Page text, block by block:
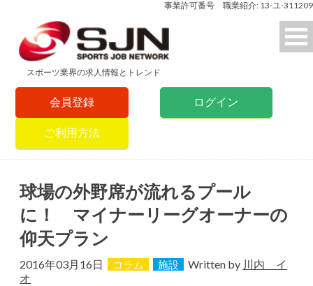
事業許可番号 職業紹介: 13-ユ-311209
スポーツ業界の求人情報とトレンド
会員登録 ログイン
ご利用方法
球場の外野席が流れるプール
に！ マイナーリーグオーナーの
仰天プラン
2016年03月16日 コラム 施設 Written by 川内 イ
オ